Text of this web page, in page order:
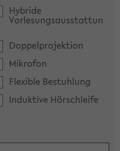
Hybride
Vorlesungsausstattun
Doppelprojektion
Mikrofon
Flexible Bestuhlung
Induktive Hörschleife